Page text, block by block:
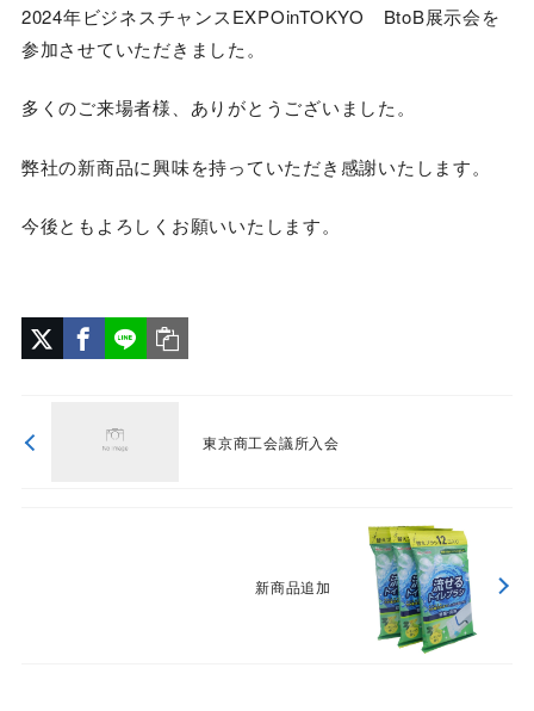
2024年ビジネスチャンスEXPOinTOKYO BtoB展示会を
参加させていただきました。
多くのご来場者様、ありがとうございました。
弊社の新商品に興味を持っていただき感謝いたします。
今後ともよろしくお願いいたします。
東京商工会議所入会
新商品追加